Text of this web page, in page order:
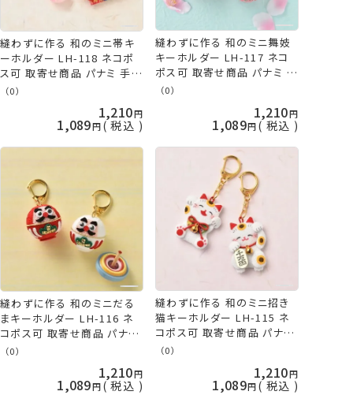
縫わずに作る 和のミニ帯キ
ーホルダー LH-118 ネコポ
ス可 取寄せ商品 パナミ 手芸
の山久
（0）
1,210
1,089 税込
縫わずに作る 和のミニ舞妓
キーホルダー LH-117 ネコ
ポス可 取寄せ商品 パナミ 手
芸の山久
（0）
1,210
1,089 税込
縫わずに作る 和のミニだる
まキーホルダー LH-116 ネ
コポス可 取寄せ商品 パナミ
手芸の山久
（0）
1,210
1,089 税込
縫わずに作る 和のミニ招き
猫キーホルダー LH-115 ネ
コポス可 取寄せ商品 パナミ
手芸の山久
（0）
1,210
1,089 税込